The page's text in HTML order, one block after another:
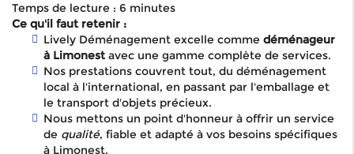
Temps de lecture : 6 minutes
Ce qu'il faut retenir :
Lively Déménagement excelle comme déménageur
à Limonest avec une gamme complète de services.
Nos prestations couvrent tout, du déménagement
local à l'international, en passant par l'emballage et
le transport d'objets précieux.
Nous mettons un point d'honneur à offrir un service
de qualité, fiable et adapté à vos besoins spécifiques
à Limonest.